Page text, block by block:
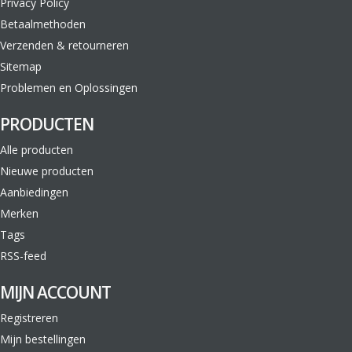
Betaalmethoden
Verzenden & retourneren
Sitemap
Problemen en Oplossingen
PRODUCTEN
Alle producten
Nieuwe producten
Aanbiedingen
Merken
Tags
RSS-feed
MIJN ACCOUNT
Registreren
Mijn bestellingen